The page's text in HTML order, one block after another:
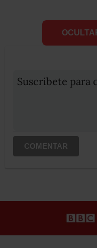
Suscribete para
COMENTAR